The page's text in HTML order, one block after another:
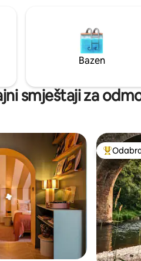
kuhinja - Smart TV -
(širine 150-179 cm).Bazen
smještaji za
s oznakom „Odabrali gosti”
Među